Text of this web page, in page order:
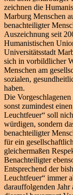
zeichnen die
Marburg Menschen
benachteiligter
Auszeichnung seit
Humanistischen
Universitätsstadt
sich in vorbildlicher
Menschen am
sozialen,
haben.
Die
sonst zumindest
Leuchtfeuer“ soll
würdigen, sondern
benachteiligter
für ein
gleichermaßen
Benachteiligter
Entsprechend der
Leuchtfeuer“ immer
darauffolgenden